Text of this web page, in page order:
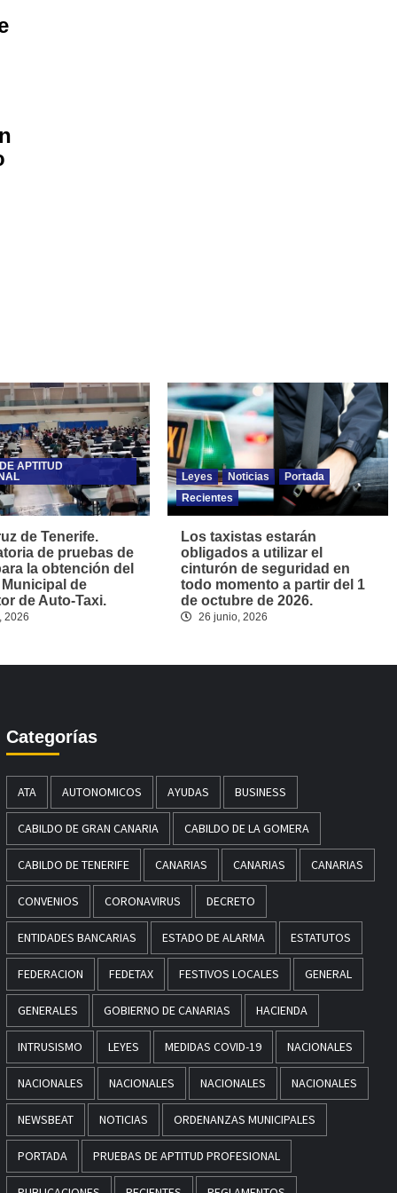
APTITUD
de Tenerife.
de pruebas de
la obtención del
de
de Auto-Taxi.
2026
Leyes Noticias
Portada
Recientes
Los taxistas estarán
obligados a utilizar el
cinturón de seguridad en
todo momento a partir del 1
de octubre de 2026.
26 junio, 2026
Categorías
ATA AUTONOMICOS AYUDAS BUSINESS
CABILDO DE GRAN CANARIA CABILDO DE LA GOMERA
CABILDO DE TENERIFE CANARIAS CANARIAS CANARIAS
CONVENIOS CORONAVIRUS DECRETO
ENTIDADES BANCARIAS ESTADO DE ALARMA ESTATUTOS
FEDERACION FEDETAX FESTIVOS LOCALES GENERAL
GENERALES GOBIERNO DE CANARIAS HACIENDA
INTRUSISMO LEYES MEDIDAS COVID-19 NACIONALES
NACIONALES NACIONALES NACIONALES NACIONALES
NEWSBEAT NOTICIAS ORDENANZAS MUNICIPALES
PORTADA PRUEBAS DE APTITUD PROFESIONAL